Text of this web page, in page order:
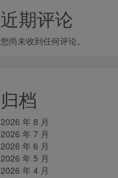
近期评论
您尚未收到任何评论。
归档
2026 年 8 月
2026 年 7 月
2026 年 6 月
2026 年 5 月
2026 年 4 月